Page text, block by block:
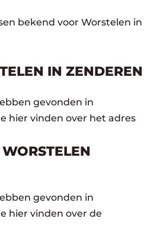
bekend voor Worstelen in
IN ZENDEREN
gevonden in
hier vinden over het adres
gevonden in
hier vinden over de